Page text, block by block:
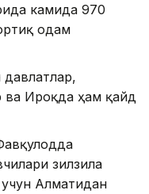
камида 970
одам
давлатлар,
Ироқда ҳам қайд
зилзила
Алматидан